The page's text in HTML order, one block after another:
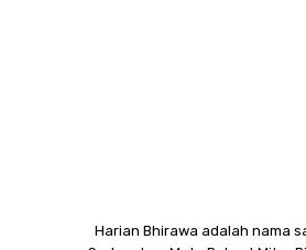
Harian Bhirawa adalah nama